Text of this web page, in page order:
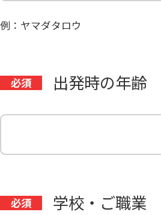
例：ヤマダタロウ
出発時の年齢
学校・ご職業